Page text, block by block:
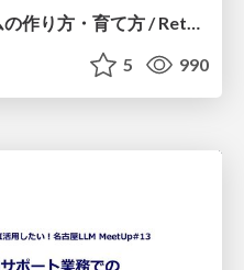
もう一度考える SRE チームの作り方・育て方 / Rethinking SRE #1: Building and Growing SRE Teams
5 990